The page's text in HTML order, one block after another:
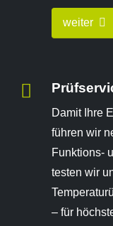
weiter
Damit Ihre
führen wir
Funktions-
testen wir
– für